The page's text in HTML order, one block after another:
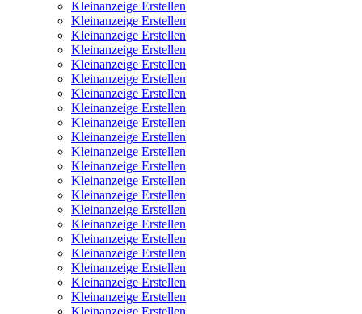
Kleinanzeige Erstellen
Kleinanzeige Erstellen
Kleinanzeige Erstellen
Kleinanzeige Erstellen
Kleinanzeige Erstellen
Kleinanzeige Erstellen
Kleinanzeige Erstellen
Kleinanzeige Erstellen
Kleinanzeige Erstellen
Kleinanzeige Erstellen
Kleinanzeige Erstellen
Kleinanzeige Erstellen
Kleinanzeige Erstellen
Kleinanzeige Erstellen
Kleinanzeige Erstellen
Kleinanzeige Erstellen
Kleinanzeige Erstellen
Kleinanzeige Erstellen
Kleinanzeige Erstellen
Kleinanzeige Erstellen
Kleinanzeige Erstellen
Kleinanzeige Erstellen